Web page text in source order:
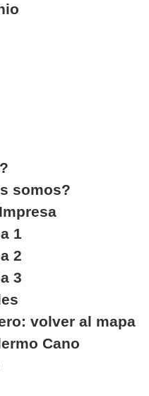
somos?
1
2
3
volver al mapa
Cano